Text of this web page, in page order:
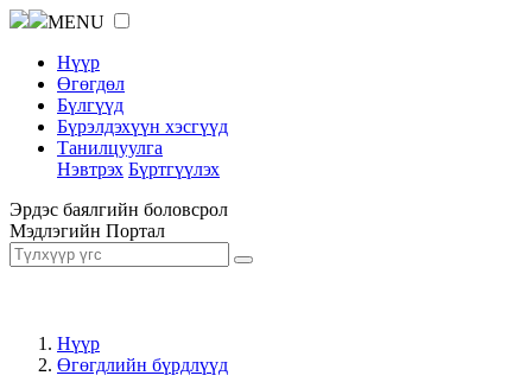
MENU
Нүүр
Өгөгдөл
Бүлгүүд
Бүрэлдэхүүн хэсгүүд
Танилцуулга
Нэвтрэх Бүртгүүлэх
Эрдэс баялгийн боловсрол
Мэдлэгийн Портал
Нүүр
Өгөгдлийн бүрдлүүд